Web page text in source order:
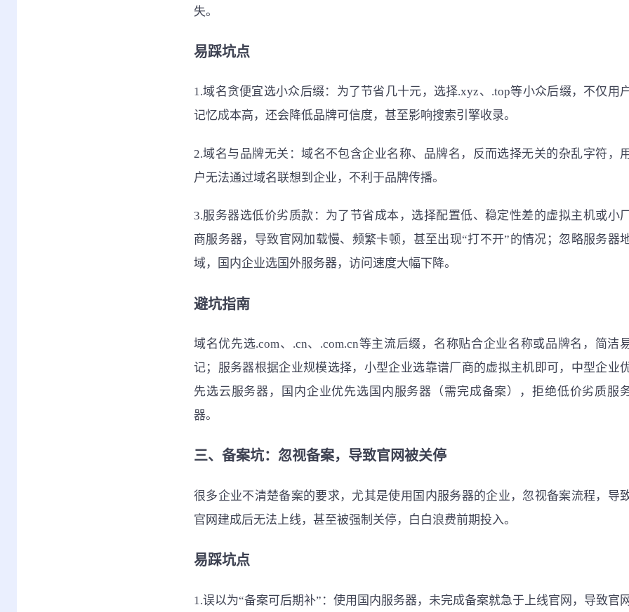
失。
易踩坑点
1.域名贪便宜选小众后缀：为了节省几十元，选择.xyz、.top等小众后缀，不仅用
记忆成本高，还会降低品牌可信度，甚至影响搜索引擎收录。
2.域名与品牌无关：域名不包含企业名称、品牌名，反而选择无关的杂乱字符，用
户无法通过域名联想到企业，不利于品牌传播。
3.服务器选低价劣质款：为了节省成本，选择配置低、稳定性差的虚拟主机或小厂
商服务器，导致官网加载慢、频繁卡顿，甚至出现“打不开”的情况；忽略服务器
域，国内企业选国外服务器，访问速度大幅下降。
避坑指南
域名优先选.com、.cn、.com.cn等主流后缀，名称贴合企业名称或品牌名，简洁
记；服务器根据企业规模选择，小型企业选靠谱厂商的虚拟主机即可，中型企业
先选云服务器，国内企业优先选国内服务器（需完成备案），拒绝低价劣质服
器。
三、备案坑：忽视备案，导致官网被关停
很多企业不清楚备案的要求，尤其是使用国内服务器的企业，忽视备案流程，导
官网建成后无法上线，甚至被强制关停，白白浪费前期投入。
易踩坑点
1.误以为“备案可后期补”：使用国内服务器，未完成备案就急于上线官网，导致官网